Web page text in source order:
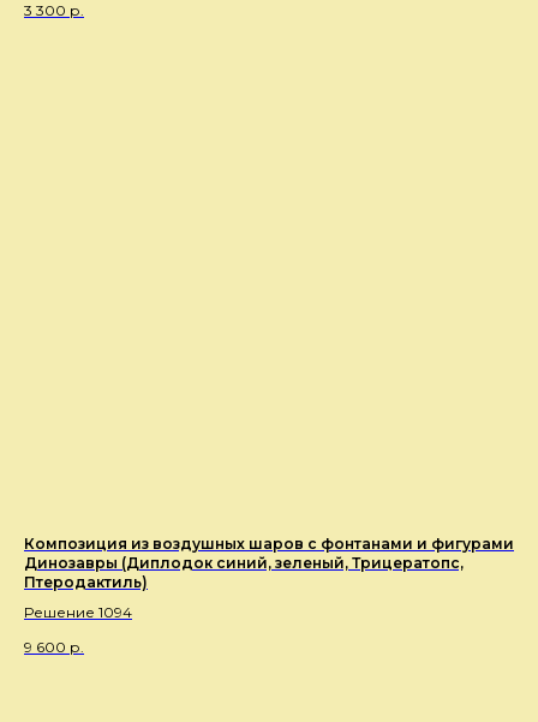
3 300 р.
Композиция из воздушных шаров с фонтанами и фигурами
Динозавры (Диплодок синий, зеленый, Трицератопс,
Птеродактиль)
Решение 1094
9 600 р.